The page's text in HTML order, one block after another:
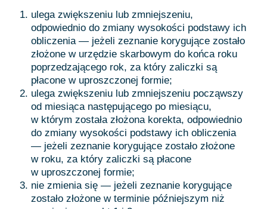
ulega zwiększeniu lub zmniejszeniu,
odpowiednio do zmiany wysokości podstawy ich
obliczenia — jeżeli zeznanie korygujące zostało
złożone w urzędzie skarbowym do końca roku
poprzedzającego rok, za który zaliczki są
płacone w uproszczonej formie;
ulega zwiększeniu lub zmniejszeniu począwszy
od miesiąca następującego po miesiącu,
w którym została złożona korekta, odpowiednio
do zmiany wysokości podstawy ich obliczenia
— jeżeli zeznanie korygujące zostało złożone
w roku, za który zaliczki są płacone
w uproszczonej formie;
nie zmienia się — jeżeli zeznanie korygujące
zostało złożone w terminie późniejszym niż